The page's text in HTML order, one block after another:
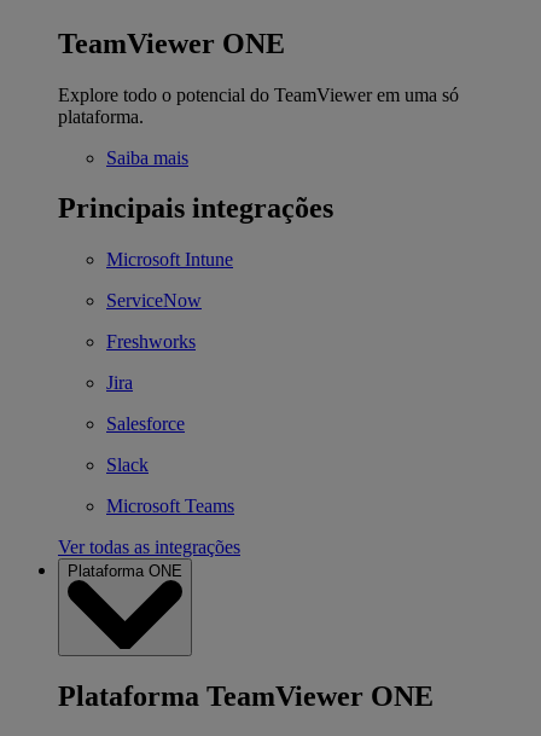
TeamViewer ONE
Explore todo o potencial do TeamViewer em uma só
plataforma.
Saiba mais
Principais integrações
Microsoft Intune
ServiceNow
Freshworks
Jira
Salesforce
Slack
Microsoft Teams
Ver todas as integrações
Plataforma ONE
Plataforma TeamViewer ONE